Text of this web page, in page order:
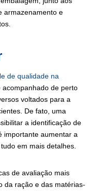
armazenamento e
de qualidade na
de perto
voltados para a
De fato, uma
a identificação de
importante aumentar a
em mais detalhes.
de avaliação mais
da ração e das matérias-